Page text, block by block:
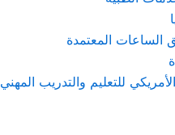
الساعات المعتمدة
للتعليم والتدريب المهني